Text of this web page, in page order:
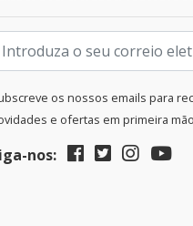
os nossos emails para
e ofertas em primeira
nos: